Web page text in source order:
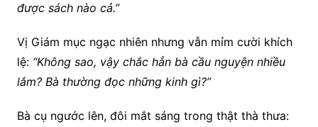
được sách nào cả.”
Vị Giám mục ngạc nhiên nhưng vẫn mỉm cười khích
lệ: “Không sao, vậy chắc hẳn bà cầu nguyện nhiều
lắm? Bà thường đọc những kinh gì?”
Bà cụ ngước lên, đôi mắt sáng trong thật thà thưa: